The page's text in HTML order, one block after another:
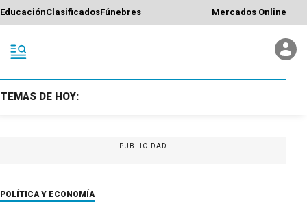
EducaciónClasificadosFúnebres Mercados Online
TEMAS DE HOY:
PUBLICIDAD
POLÍTICA Y ECONOMÍA